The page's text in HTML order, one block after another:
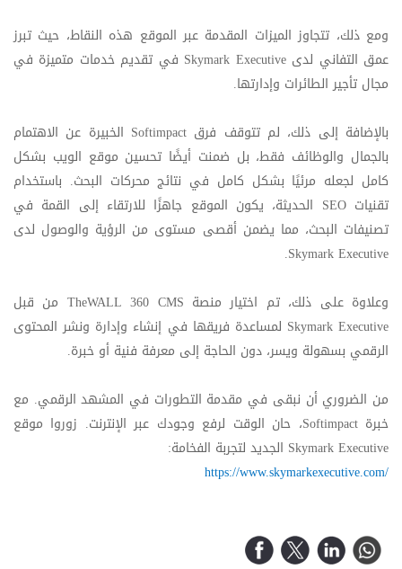
ومع ذلك، تتجاوز الميزات المقدمة عبر الموقع هذه النقاط، حيث تبرز
عمق التفاني لدىSkymark Executive في تقديم خدمات متميزة في
مجال تأجير الطائرات وإدارتها.
بالإضافة إلى ذلك، لم تتوقف فرق Softimpact الخبيرة عن الاهتمام
بالجمال والوظائف فقط، بل ضمنت أيضًا تحسين موقع الويب بشكل
كامل لجعله مرئيًا بشكل كامل في نتائج محركات البحث. باستخدام
تقنيات SEO الحديثة، يكون الموقع جاهزًا للارتقاء إلى القمة في
تصنيفات البحث، مما يضمن أقصى مستوى من الرؤية والوصول لدى
Skymark Executive
.
وعلاوة على ذلك، تم اختيار منصة TheWALL 360 CMS من قبل
Skymark Executive لمساعدة فريقها في إنشاء وإدارة ونشر المحتوى
الرقمي بسهولة ويسر، دون الحاجة إلى معرفة فنية أو خبرة.
من الضروري أن نبقى في مقدمة التطورات في المشهد الرقمي. مع
خبرةSoftimpact، حان الوقت لرفع وجودك عبر الإنترنت. زوروا موقع
Skymark Executive الجديد لتجربة الفخامة:
https://www.skymarkexecutive.com/